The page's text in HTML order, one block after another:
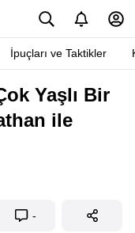
İpuçları ve Taktikler
Yaşlı Bir
ile
-